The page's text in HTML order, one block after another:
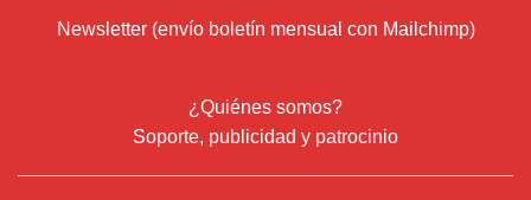
Newsletter (envío boletín mensual con Mailchimp)
¿Quiénes somos?
Soporte, publicidad y patrocinio